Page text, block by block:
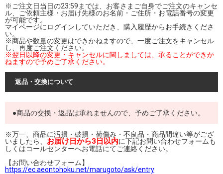
※ご注文日当日の23:59までは、お客さまご自身でご注文のキャンセ
ル、ご依頼主様・お届け先様のお名前・ご住所・お電話番号の変更
が可能です。
マイページにログインしていただき、購入履歴からお手続きくださ
い。
※商品や数量の変更はできかねますので、一度ご注文をキャンセル
し、再度ご注文ください。
※翌日以降の変更・キャンセルに関しましては、承ることができか
ねますので予めご了承ください。
返品・交換について
●商品の交換・返品は承れませんので、予めご了承ください。
※万一、商品に汚損・破損・荷傷み・不良品・商品間違い等がござ
いましたら、 お届け日から3日以内に下記お問い合わせフォームも
しくはコールセンターへお電話にてご連絡ください。
【お問い合わせフォーム】
https://ec.aeontohoku.net/marugoto/ask/entry